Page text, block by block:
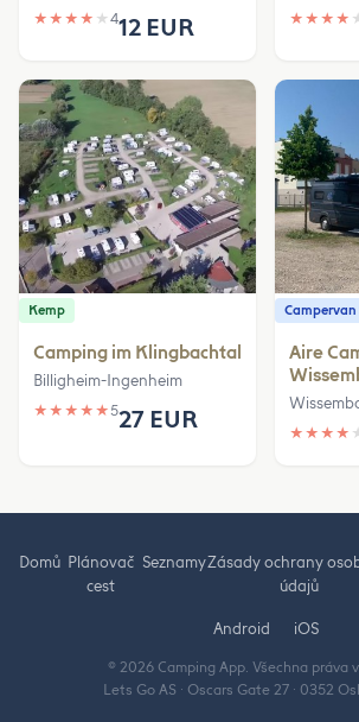
★ ★ ★ ★ ★ 412 EUR ★ ★ ★ ★
Kemp
Camping im Klingbachtal
Billigheim-Ingenheim
★ ★ ★ ★ ★527 EUR
Campervan
Aire
★ ★ ★ ★
Domů Plánovač
cest
SeznamyZásady ochrany
údajů
Android iOS
© 2026 Camping App. Všechna práva
Lets Go AS · Oscars Gate 27 · 0352